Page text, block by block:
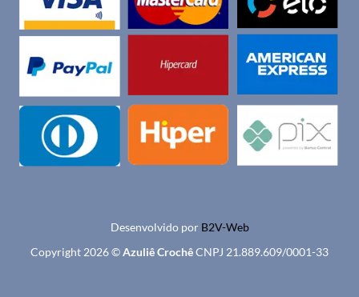
Desenvolvido por B2V-Web
Copyright 2026 ©Azuliê CrochêCNPJ 21.889.609/0001-33